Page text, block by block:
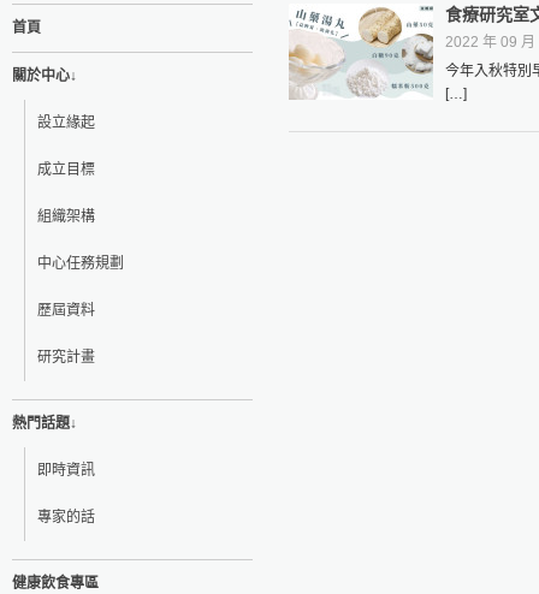
首頁
關於中心↓
設立緣起
成立目標
組織架構
中心任務規劃
歷屆資料
研究計畫
熱門話題↓
即時資訊
專家的話
健康飲食專區
食療研究室
2022 年 09
今年入秋特別
[…]